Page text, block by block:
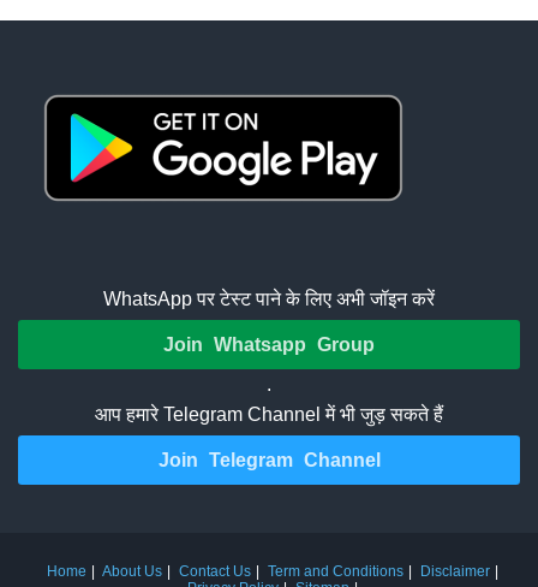
WhatsApp पर टेस्ट पाने के लिए अभी जॉइन करें
Join Whatsapp Group
.
आप हमारे Telegram Channel में भी जुड़ सकते हैं
Join Telegram Channel
Home About Us Contact Us Term and Conditions
Disclaimer